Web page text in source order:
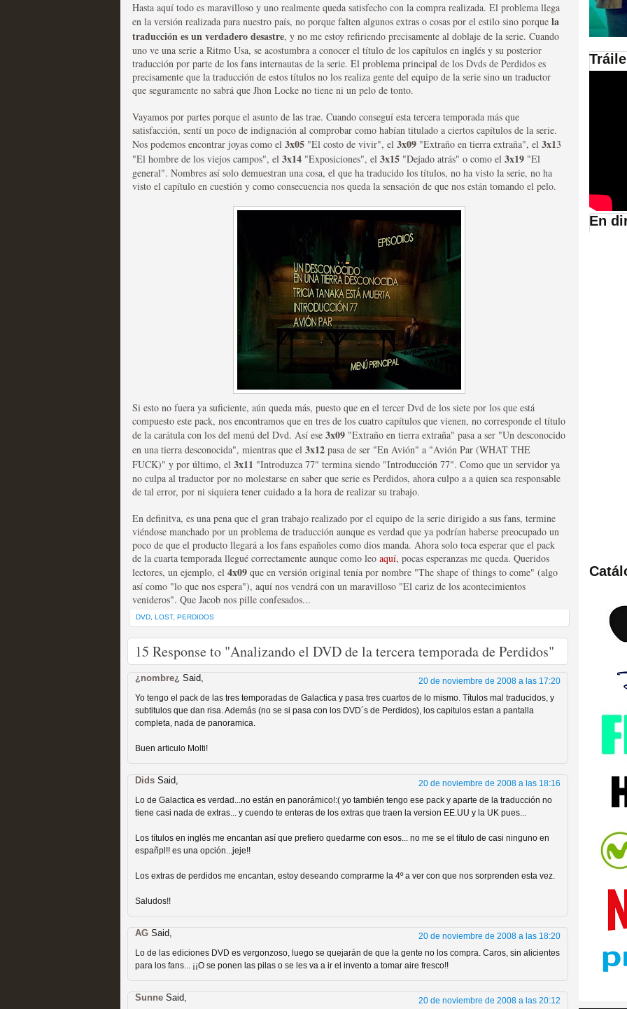
La barrera de las 500 series al año se superará
MOLTISANTI
Recomendación de la semana
Mi experiencia como usuario de HBO España
The Get Down o cómo acabar siendo una de las
series más caras de la historia
MOLTISANTI
Recomendación de la semana
Fin de ciclo para las series de viajes en el tiempo
MOLTISANTI
Recomendación de la semana
Taboo es otra miniserie británica que no es
miniserie
MOLTISANTI
Recomendación de la semana
Las temporadas de pilotos de Amazon
Recomendación de la semana
Hasta aquí todo es maravilloso y uno realmente queda satisfecho con la compra realizada. El problema llega
en la versión realizada para nuestro país, no porque falten algunos extras o cosas por el estilo sino porque la
traducción es un verdadero desastre, y no me estoy refiriendo precisamente al doblaje de la serie. Cuando
uno ve una serie a Ritmo Usa, se acostumbra a conocer el título de los capítulos en inglés y su posterior
traducción por parte de los fans internautas de la serie. El problema principal de los Dvds de Perdidos es
precisamente que la traducción de estos títulos no los realiza gente del equipo de la serie sino un traductor
que seguramente no sabrá que Jhon Locke no tiene ni un pelo de tonto.
Vayamos por partes porque el asunto de las trae. Cuando conseguí esta tercera temporada más que
satisfacción, sentí un poco de indignación al comprobar como habían titulado a ciertos capítulos de la serie.
Nos podemos encontrar joyas como el 3x05 "El costo de vivir", el 3x09 "Extraño en tierra extraña", el 3x13
"El hombre de los viejos campos", el 3x14 "Exposiciones", el 3x15 "Dejado atrás" o como el 3x19 "El
general". Nombres así solo demuestran una cosa, el que ha traducido los títulos, no ha visto la serie, no ha
visto el capítulo en cuestión y como consecuencia nos queda la sensación de que nos están tomando el pelo.
Si esto no fuera ya suficiente, aún queda más, puesto que en el tercer Dvd de los siete por los que está
compuesto este pack, nos encontramos que en tres de los cuatro capítulos que vienen, no corresponde el título
de la carátula con los del menú del Dvd. Así ese 3x09 "Extraño en tierra extraña" pasa a ser "Un desconocido
en una tierra desconocida", mientras que el 3x12 pasa de ser "En Avión" a "Avión Par (WHAT THE
FUCK)" y por último, el 3x11 "Introduzca 77" termina siendo "Introducción 77". Como que un servidor ya
no culpa al traductor por no molestarse en saber que serie es Perdidos, ahora culpo a a quien sea responsable
de tal error, por ni siquiera tener cuidado a la hora de realizar su trabajo.
En definitva, es una pena que el gran trabajo realizado por el equipo de la serie dirigido a sus fans, termine
viéndose manchado por un problema de traducción aunque es verdad que ya podrían haberse preocupado un
poco de que el producto llegará a los fans españoles como dios manda. Ahora solo toca esperar que el pack
de la cuarta temporada llegué correctamente aunque como leo aquí, pocas esperanzas me queda. Queridos
lectores, un ejemplo, el 4x09 que en versión original tenía por nombre "The shape of things to come" (algo
así como "lo que nos espera"), aquí nos vendrá con un maravilloso "El cariz de los acontecimientos
venideros". Que Jacob nos pille confesados...
DVD LOST, PERDIDOS
15 Response to "Analizando el DVD de la tercera temporada de Perdidos"
¿nombre¿ Said,
20 de noviembre de 2008 a las 17:20
Yo tengo el pack de las tres temporadas de Galactica y pasa tres cuartos de lo mismo. Títulos mal traducidos, y
subtitulos que dan risa. Además (no se si pasa con los DVD´s de Perdidos), los capitulos estan a pantalla
completa, nada de panoramica.
Buen articulo Molti!
Dids Said,
20 de noviembre de 2008 a las 18:16
Lo de Galactica es verdad...no están en panorámico!:( yo también tengo ese pack y aparte de la traducción no
tiene casi nada de extras... y cuendo te enteras de los extras que traen la version EE.UU y la UK pues...
Los títulos en inglés me encantan así que prefiero quedarme con esos... no me se el título de casi ninguno en
españpl!! es una opción...jeje!!
Los extras de perdidos me encantan, estoy deseando comprarme la 4º a ver con que nos sorprenden esta vez.
Saludos!!
AG Said,
20 de noviembre de 2008 a las 18:20
Lo de las ediciones DVD es vergonzoso, luego se quejarán de que la gente no los compra. Caros, sin alicientes
para los fans... ¡¡O se ponen las pilas o se les va a ir el invento a tomar aire fresco!!
Sunne Said,
20 de noviembre de 2008 a las 20:12
En